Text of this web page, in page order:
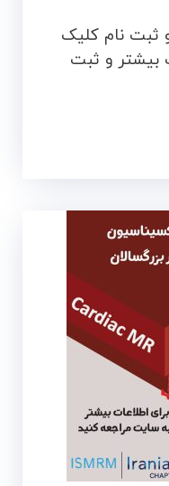
ثبت نام کلیک
و ثبت